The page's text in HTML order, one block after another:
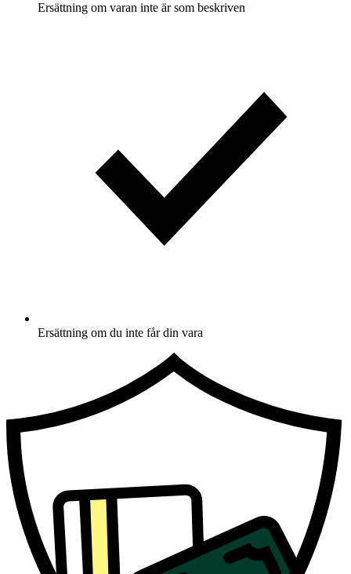
Ersättning om varan inte är som beskriven
Ersättning om du inte får din vara